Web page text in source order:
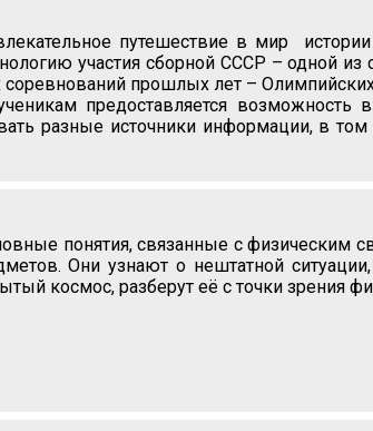
путешествие в мир истории
участия сборной СССР – одной
прошлых лет – Олимпийских
предоставляется возможность
разные источники информации, в
понятия, связанные с физическим
Они узнают о нештатной
космос, разберут её с точки зрения